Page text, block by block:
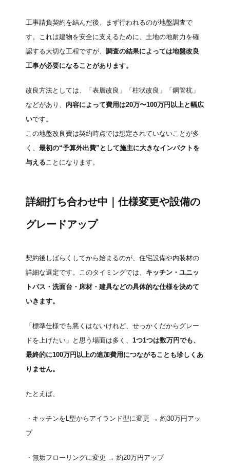
工事請負契約を結んだ後、まず行われるのが地盤調査で
す。これは建物を安全に支えるために、土地の地耐力を確
認する大切な工程ですが、 調査の結果によっては地盤改良
工事が必要になることがあります。
改良方法としては、「表層改良」「柱状改良」「鋼管杭」
などがあり、 内容によって費用は20万〜100万円以上と幅広
いです。
この地盤改良費は契約時点では想定されていないことが多
く、 最初の“予算外出費”として施主に大きなインパクトを
与えることになります。
詳細打ち合わせ中｜仕様変更や設備の
グレードアップ
契約後しばらくしてから始まるのが、住宅設備や内装材の
詳細な選定です。このタイミングでは、 キッチン・ユニッ
トバス・洗面台・床材・建具などの具体的な仕様を決めて
いきます。
「標準仕様でも悪くはないけれど、せっかくだからグレー
ドを上げたい」と思う場面は多く、 1つ1つは数万円でも、
最終的に100万円以上の追加費用につながることも珍しくあ
りません。
たとえば、
・キッチンをL型からアイランド型に変更 → 約30万円アッ
プ
・無垢フローリングに変更 → 約20万円アップ